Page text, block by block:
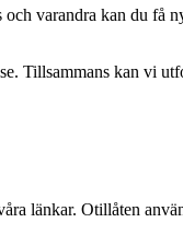
varandra kan du få
Tillsammans kan vi
länkar. Otillåten